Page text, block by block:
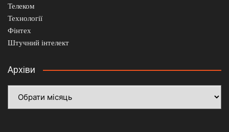
Телеком
Технології
Фінтех
Штучний інтелект
Архіви